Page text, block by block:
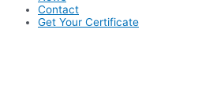
Contact
Get Your Certificate